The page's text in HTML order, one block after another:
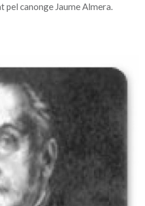
pel canonge Jaume Almera.